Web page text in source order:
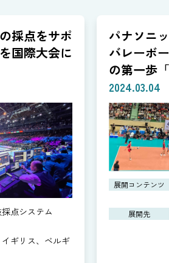
採点をサポ
国際大会に
点システム
イギリス、ベルギ
パナソニ
バレーボ
の第一歩
CUP」
2024.03.04
展開コンテンツ
展開先